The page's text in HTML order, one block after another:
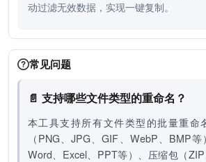
动过滤无效数据，实现一键复制。
常见问题
📄 支持哪些文件类型的重命名？
本工具支持所有文件类型的批量重命
（PNG、JPG、GIF、WebP、BMP等
Word、Excel、PPT等）、压缩包（